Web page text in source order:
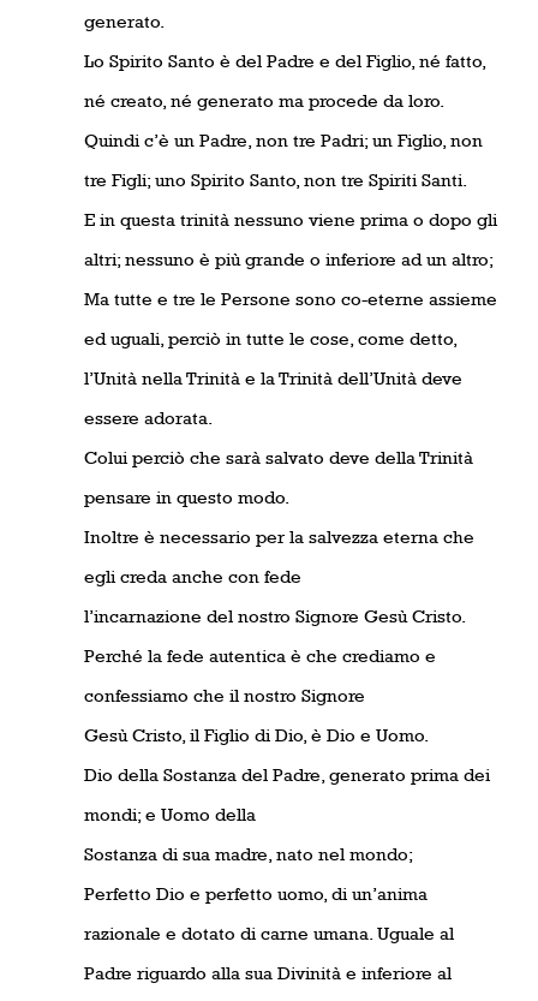
generato.
Lo Spirito Santo è del Padre e del Figlio, né fatto,
né creato, né generato ma procede da loro.
Quindi c’è un Padre, non tre Padri; un Figlio, non
tre Figli; uno Spirito Santo, non tre Spiriti Santi.
E in questa trinità nessuno viene prima o dopo gli
altri; nessuno è più grande o inferiore ad un altro;
Ma tutte e tre le Persone sono co-eterne assieme
ed uguali, perciò in tutte le cose, come detto,
l’Unità nella Trinità e la Trinità dell’Unità deve
essere adorata.
Colui perciò che sarà salvato deve della Trinità
pensare in questo modo.
Inoltre è necessario per la salvezza eterna che
egli creda anche con fede
l’incarnazione del nostro Signore Gesù Cristo.
Perché la fede autentica è che crediamo e
confessiamo che il nostro Signore
Gesù Cristo, il Figlio di Dio, è Dio e Uomo.
Dio della Sostanza del Padre, generato prima dei
mondi; e Uomo della
Sostanza di sua madre, nato nel mondo;
Perfetto Dio e perfetto uomo, di un’anima
razionale e dotato di carne umana. Uguale al
Padre riguardo alla sua Divinità e inferiore al